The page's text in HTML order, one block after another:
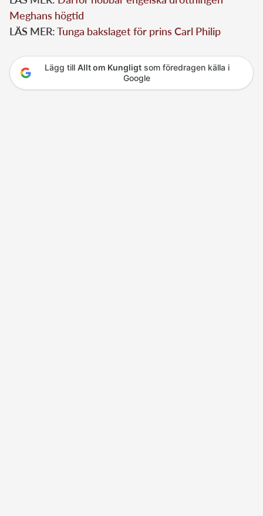
Meghans högtid
LÄS MER:Tunga bakslaget för prins Carl Philip
Lägg till Allt om Kungligtsom föredragen källa i
Google